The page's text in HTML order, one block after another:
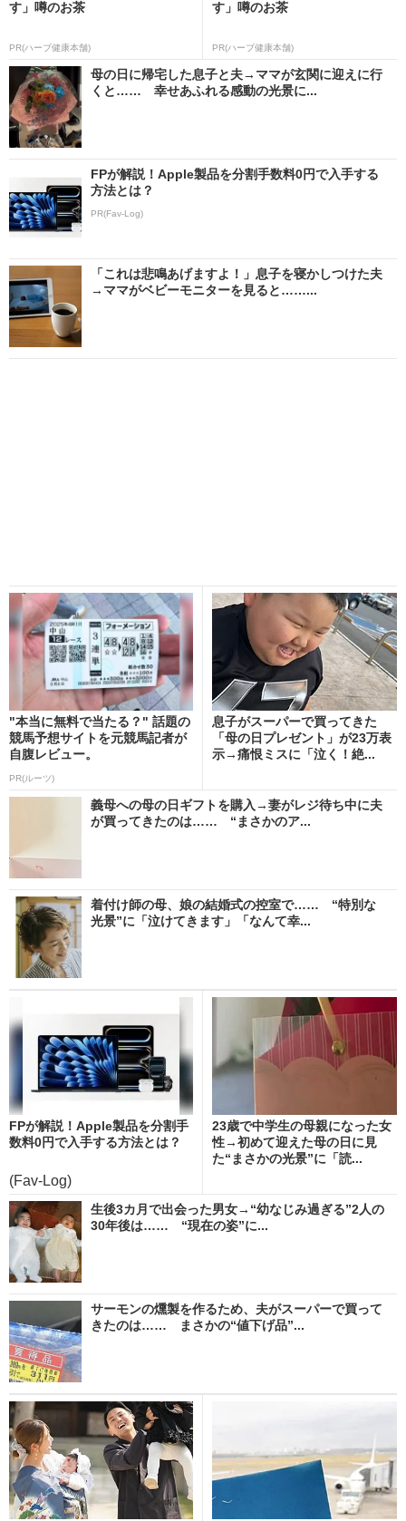
す」噂のお茶
PR(ハーブ健康本舗)
す」噂のお茶
PR(ハーブ健康本舗)
母の日に帰宅した息子と夫→ママが玄関に迎えに行
くと…… 幸せあふれる感動の光景に...
FPが解説！Apple製品を分割手数料0円で入手する
方法とは？
PR(Fav-Log)
「これは悲鳴あげますよ！」息子を寝かしつけた夫
→ママがベビーモニターを見ると……...
"本当に無料で当たる？" 話題の
競馬予想サイトを元競馬記者が
自腹レビュー。
PR(ルーツ)
息子がスーパーで買ってきた
「母の日プレゼント」が23万表
示→痛恨ミスに「泣く！絶...
義母への母の日ギフトを購入→妻がレジ待ち中に夫
が買ってきたのは…… “まさかのア...
着付け師の母、娘の結婚式の控室で…… “特別な
光景”に「泣けてきます」「なんて幸...
FPが解説！Apple製品を分割手
数料0円で入手する方法とは？
(Fav-Log)
23歳で中学生の母親になった女
性→初めて迎えた母の日に見
た“まさかの光景”に「読...
生後3カ月で出会った男女→“幼なじみ過ぎる”2人の
30年後は…… “現在の姿”に...
サーモンの燻製を作るため、夫がスーパーで買って
きたのは…… まさかの“値下げ品”...